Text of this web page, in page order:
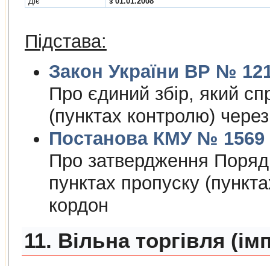
Підстава:
Закон України ВР №
Про єдиний збiр, який
(пунктах контролю)
Постанова КМУ № 1569
Про затвердження
пунктах пропуску
кордон
11. Вільна торгівля